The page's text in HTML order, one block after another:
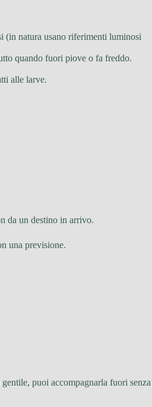
(in natura usano riferimenti luminosi
quando fuori piove o fa freddo.
alle larve.
da un destino in arrivo.
una previsione.
puoi accompagnarla fuori senza